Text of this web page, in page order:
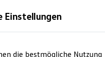
Einstellungen
die bestmögliche Nutzung